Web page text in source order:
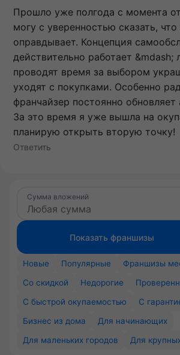
Прошло уже полгода с момента
могу с уверенностью сказать,
оправдывает. Концепция
действительно работает &mdash;
проводят время за выбором
уходят с покупками. Особенно
франчайзер постоянно обновляет
За это время я уже вышла на
планирую открыть вторую точку!
Ответить
Сумма вложений
Показать франшизы
Новые Популярные
Франшизы
Со скидкой
Недорогие
С быстрой окупаемостью
С
Бизнес из дома
Для начинающих
Для маленьких городов
Для